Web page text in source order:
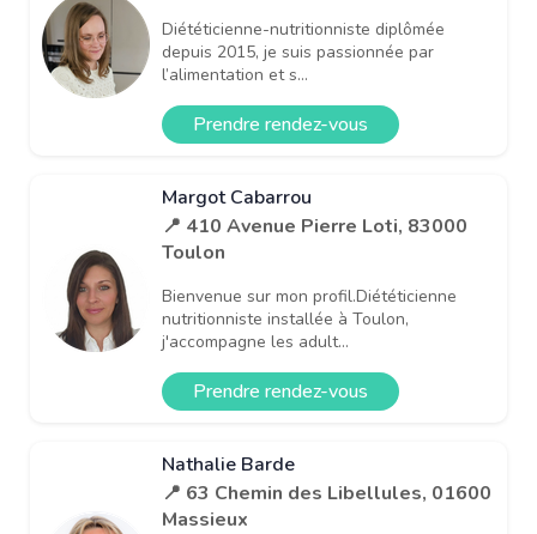
Diététicienne-nutritionniste diplômée
depuis 2015, je suis passionnée par
l’alimentation et s...
Prendre rendez-vous
Margot Cabarrou
📍 410 Avenue Pierre Loti, 83000
Toulon
Bienvenue sur mon profil.Diététicienne
nutritionniste installée à Toulon,
j'accompagne les adult...
Prendre rendez-vous
Nathalie Barde
📍 63 Chemin des Libellules, 01600
Massieux